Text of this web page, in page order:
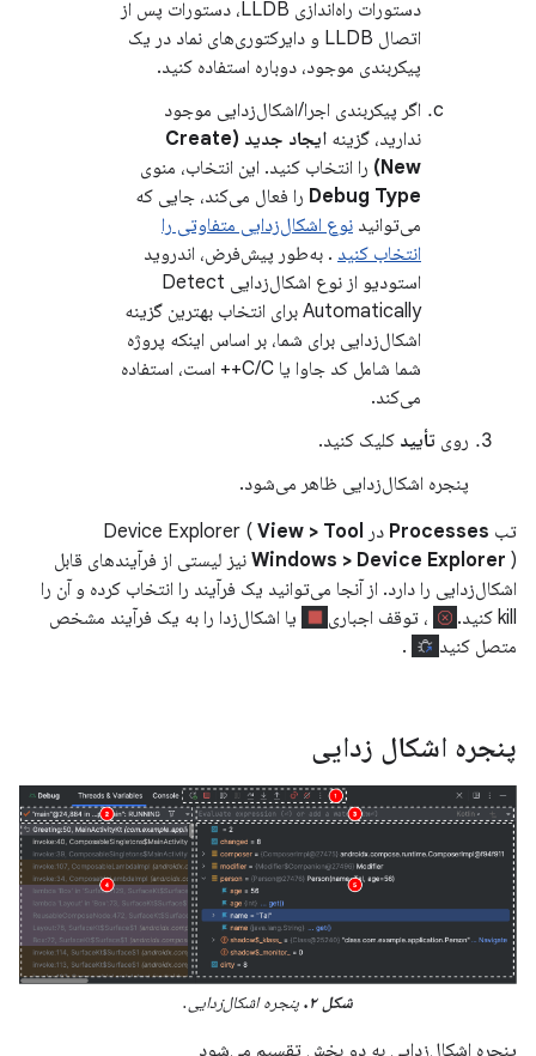
دستورات راه‌اندازی LLDB، دستورات پس از
اتصال LLDB و دایرکتوری‌های نماد در یک
پیکربندی موجود، دوباره استفاده کنید.
اگر پیکربندی اجرا/اشکال‌زدایی موجود
ندارید، گزینه
ایجاد جدید (Create
New) را انتخاب کنید. این انتخاب، منوی
Debug Type را فعال می‌کند، جایی که
می‌توانید نوع اشکال‌زدایی متفاوتی را
انتخاب کنید . به‌طور پیش‌فرض، اندروید
استودیو از نوع اشکال‌زدایی Detect
Automatically برای انتخاب بهترین گزینه
اشکال‌زدایی برای شما، بر اساس اینکه پروژه
شما شامل کد جاوا یا C/C++ است، استفاده
می‌کند.
روی تأیید کلیک کنید.
پنجره اشکال‌زدایی ظاهر می‌شود.
تب Processes در Device Explorer ( View > Tool
Windows > Device Explorer ) نیز لیستی از فرآیندهای قابل
اشکال‌زدایی را دارد. از آنجا می‌توانید یک فرآیند را انتخاب کرده و آن را
kill کنید.
، توقف اجباری
یا اشکال‌زدا را به یک فرآیند مشخص
متصل کنید
.
پنجره اشکال زدایی
شکل ۲. پنجره اشکال‌زدایی.
پنجره اشکال‌زدایی به دو بخش تقسیم می‌شود